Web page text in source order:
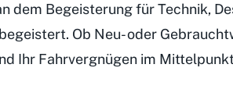
dem Begeisterung für Technik,
Ob Neu- oder
Ihr Fahrvergnügen im